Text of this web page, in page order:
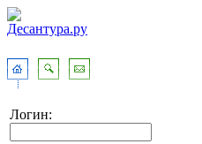
Логин: